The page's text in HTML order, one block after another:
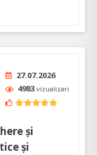
27.07.2026
4983 vizualizari
și
şi